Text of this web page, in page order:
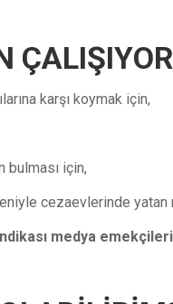
karşı koymak için,
bulması için,
cezaevlerinde yatan
medya